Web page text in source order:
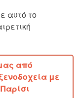
αυτό το
από
με